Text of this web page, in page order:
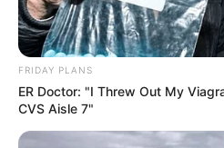
FRIDAY PLANS
ER Doctor: "I Threw Out My
CVS Aisle 7"